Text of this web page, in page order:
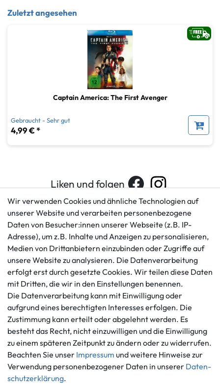
Zuletzt angesehen
Captain America: The First Avenger
Gebraucht - Sehr gut
4,99 € *
Liken und folgen
Kundenservice
+49 421 596586
info@gameworld.de
Kontaktformular
Rechtliches
AGB
Impressum
Datenschutzerklärung
Widerrufs­recht
Vertrag widerrufen
Informationen
Über uns
Häufig gestellte Fragen
Zahlung und Versand
Zahlungsmöglichkeiten
Wir verwenden Cookies und ähnliche Technologien auf
unserer Website und verarbeiten personenbezogene
Daten von Besucher:innen unserer Webseite (z.B. IP-
Adresse), um z.B. Inhalte und Anzeigen zu personalisieren,
Medien von Drittanbietern einzubinden oder Zugriffe auf
unsere Website zu analysieren. Die Datenverarbeitung
erfolgt erst durch gesetzte Cookies. Wir teilen diese Daten
mit Dritten, die wir in den Einstellungen benennen.
Die Datenverarbeitung kann mit Einwilligung oder
aufgrund eines berechtigten Interesses erfolgen. Die
Zustimmung kann erteilt oder abgelehnt werden. Es
besteht das Recht, nicht einzuwilligen und die Einwilligung
zu einem späteren Zeitpunkt zu ändern oder zu widerrufen.
Beachten Sie unser Impressum und weitere Hinweise zur
Verwendung personenbezogener Daten in unserer Daten­
schutz­erklärung.